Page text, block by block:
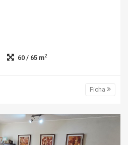
60 / 65 m2
Ficha